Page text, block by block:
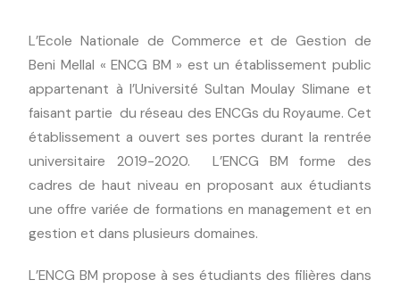
L’Ecole Nationale de Commerce et de Gestion de
Beni Mellal « ENCG BM » est un établissement public
appartenant à l’Université Sultan Moulay Slimane et
faisant partie du réseau des ENCGs du Royaume. Cet
établissement a ouvert ses portes durant la rentrée
universitaire 2019-2020. L’ENCG BM forme des
cadres de haut niveau en proposant aux étudiants
une offre variée de formations en management et en
gestion et dans plusieurs domaines.
L’ENCG BM propose à ses étudiants des filières dans